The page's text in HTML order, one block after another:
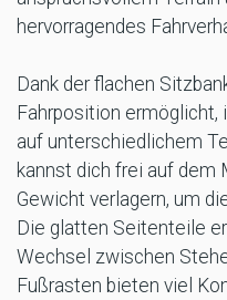
hervorragendes
Dank der flachen
Fahrposition ermöglicht,
auf unterschiedlichem
kannst dich frei auf dem
Gewicht verlagern, um
Die glatten Seitenteile
Wechsel zwischen
Fußrasten bieten viel